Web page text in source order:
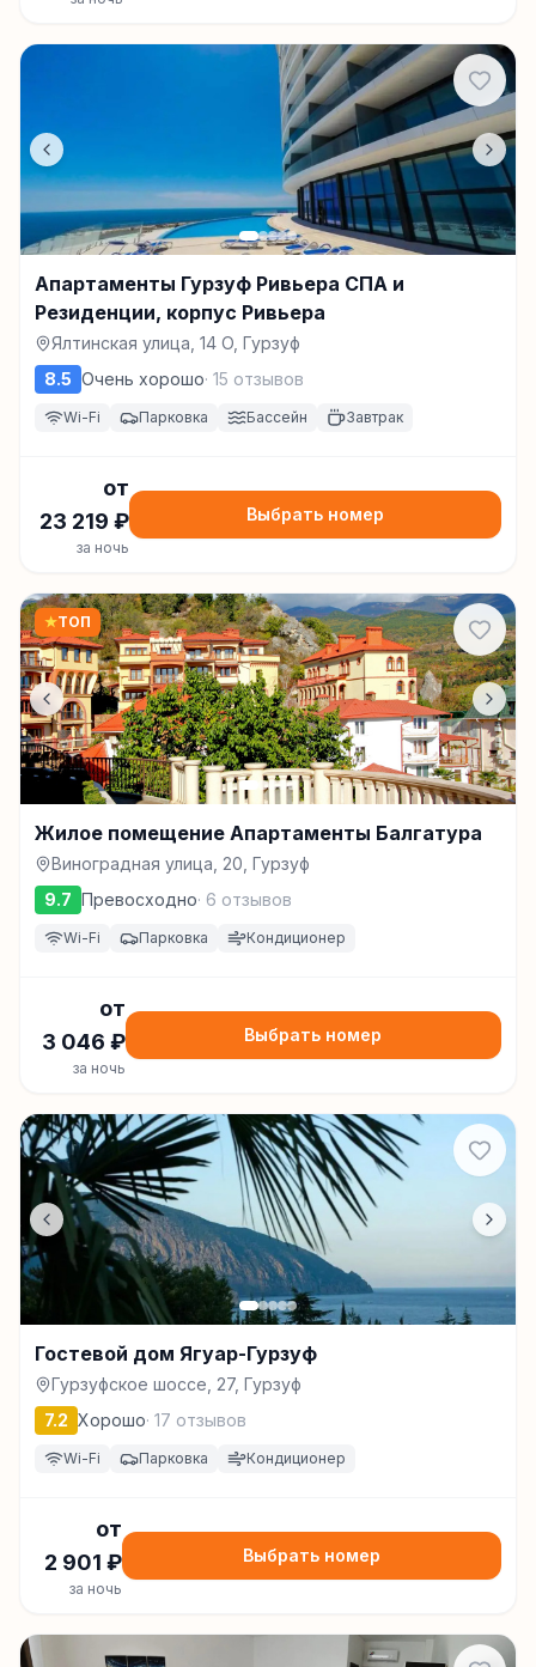
Апартаменты Гурзуф Ривьера СПА и
Резиденции, корпус Ривьера
Ялтинская улица, 14 O, Гурзуф
8.5 Очень хорошо· 15 отзывов
Wi-Fi Парковка Бассейн Завтрак
от
23 219 ₽
за ночь
Выбрать номер
★ТОП
Жилое помещение Апартаменты Балгатура
Виноградная улица, 20, Гурзуф
9.7 Превосходно· 6 отзывов
Wi-Fi Парковка Кондиционер
от
3 046 ₽
за ночь
Выбрать номер
Гостевой дом Ягуар-Гурзуф
Гурзуфское шоссе, 27, Гурзуф
7.2 Хорошо· 17 отзывов
Wi-Fi Парковка Кондиционер
от
2 901 ₽
за ночь
Выбрать номер